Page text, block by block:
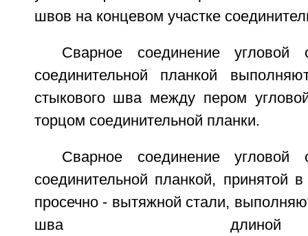
швов на концевом участке
Сварное соединение угловой
соединительной планкой
стыкового шва между пером
торцом соединительной планки.
Сварное соединение угловой
соединительной планкой, принятой
просечно - вытяжной стали,
шва